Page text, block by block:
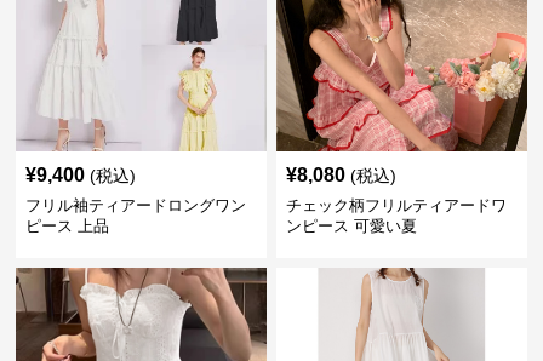
¥9,400 (税込)
フリル袖ティアードロングワン
ピース 上品
¥8,080 (税込)
チェック柄フリルティアードワ
ンピース 可愛い夏